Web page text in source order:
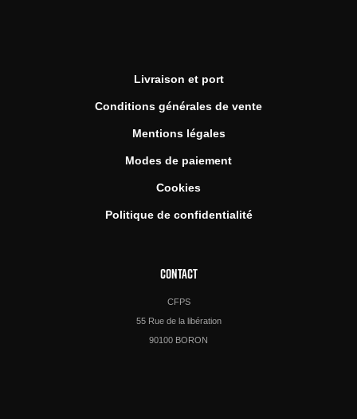
Livraison et port
Conditions générales de vente
Mentions légales
Modes de paiement
Cookies
Politique de confidentialité
CONTACT
CFPS
55 Rue de la libération
90100 BORON